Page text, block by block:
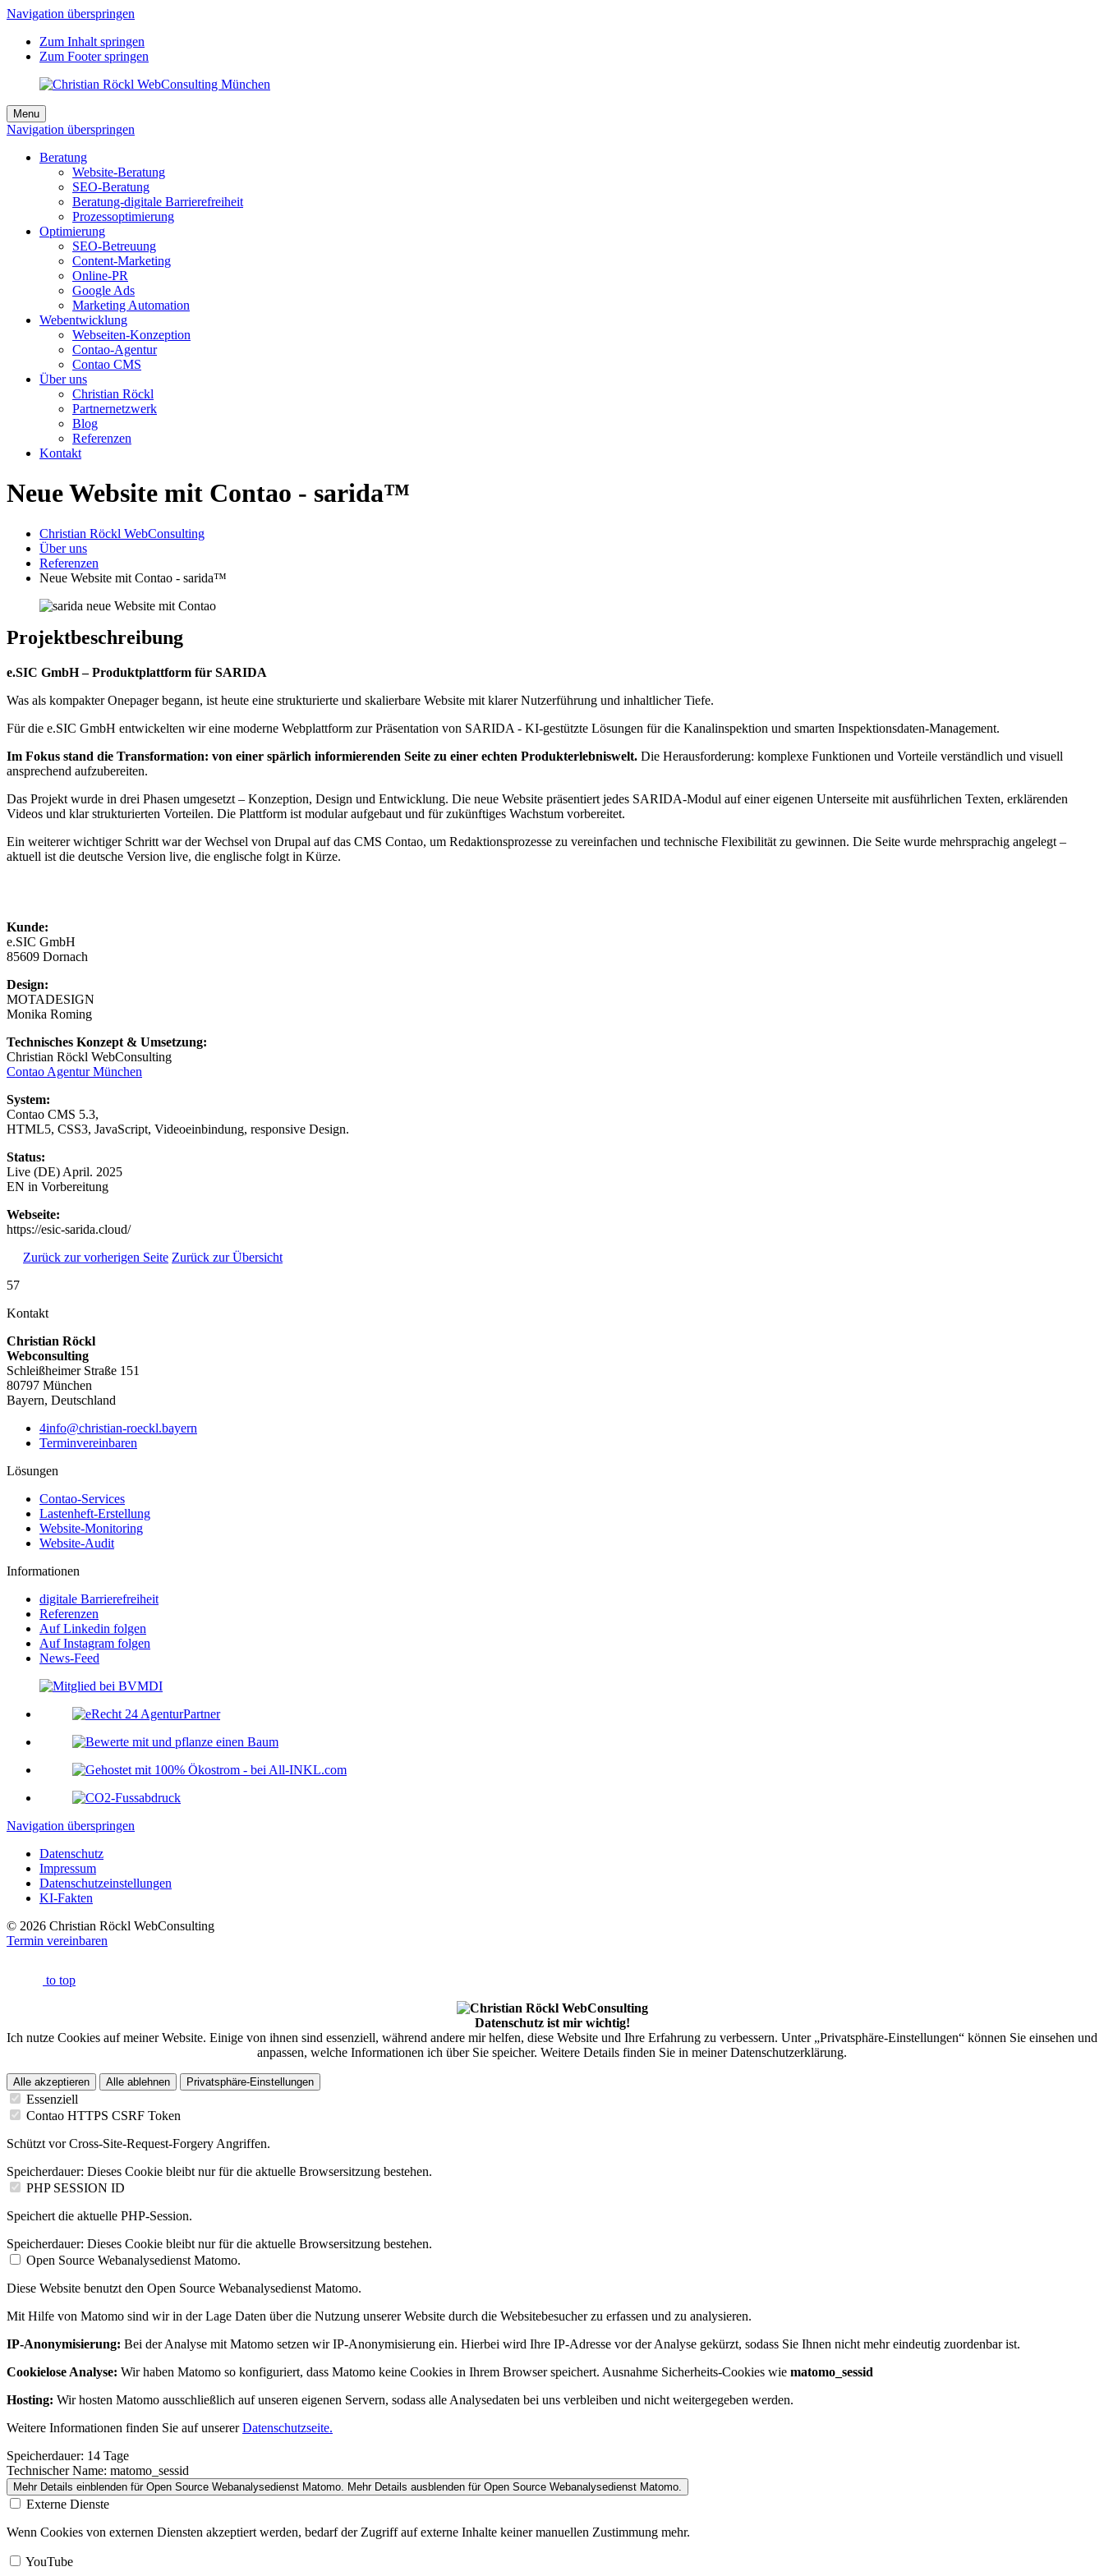
Navigation überspringen
Zum Inhalt springen
Zum Footer springen
Menu
Navigation überspringen
Beratung
Website-Beratung
SEO-Beratung
Beratung-digitale Barrierefreiheit
Prozessoptimierung
Optimierung
SEO-Betreuung
Content-Marketing
Online-PR
Google Ads
Marketing Automation
Webentwicklung
Webseiten-Konzeption
Contao-Agentur
Contao CMS
Über uns
Christian Röckl
Partnernetzwerk
Blog
Referenzen
Kontakt
Neue Website mit Contao - sarida™
Christian Röckl WebConsulting
Über uns
Referenzen
Neue Website mit Contao - sarida™
Projektbeschreibung
e.SIC GmbH – Produktplattform für SARIDA
Was als kompakter Onepager begann, ist heute eine strukturierte und skalierbare Website mit klarer Nutzerführung und inhaltlicher Tiefe.
Für die e.SIC GmbH entwickelten wir eine moderne Webplattform zur Präsentation von SARIDA - KI-gestützte Lösungen für die Kanalinspektion und smarten Inspektionsdaten-Management.
Im Fokus stand die Transformation: von einer spärlich informierenden Seite zu einer echten Produkterlebniswelt. Die Herausforderung: komplexe Funktionen und Vorteile verständlich und visuell
ansprechend aufzubereiten.
Das Projekt wurde in drei Phasen umgesetzt – Konzeption, Design und Entwicklung. Die neue Website präsentiert jedes SARIDA-Modul auf einer eigenen Unterseite mit ausführlichen Texten, erklärenden
Videos und klar strukturierten Vorteilen. Die Plattform ist modular aufgebaut und für zukünftiges Wachstum vorbereitet.
Ein weiterer wichtiger Schritt war der Wechsel von Drupal auf das CMS Contao, um Redaktionsprozesse zu vereinfachen und technische Flexibilität zu gewinnen. Die Seite wurde mehrsprachig angelegt –
aktuell ist die deutsche Version live, die englische folgt in Kürze.
Kunde:
e.SIC GmbH
85609 Dornach
Design:
MOTADESIGN
Monika Roming
Technisches Konzept & Umsetzung:
Christian Röckl WebConsulting
Contao Agentur München
System:
Contao CMS 5.3,
HTML5, CSS3, JavaScript, Videoeinbindung, responsive Design.
Status:
Live (DE) April. 2025
EN in Vorbereitung
Webseite:
https://esic-sarida.cloud/
Zurück zur vorherigen Seite Zurück zur Übersicht
57
Kontakt
Christian Röckl
Webconsulting
Schleißheimer Straße 151
80797 München
Bayern, Deutschland
4info@christian-roeckl.bayern
Terminvereinbaren
Lösungen
Contao-Services
Lastenheft-Erstellung
Website-Monitoring
Website-Audit
Informationen
digitale Barrierefreiheit
Referenzen
Auf Linkedin folgen
Auf Instagram folgen
News-Feed
Navigation überspringen
Datenschutz
Impressum
Datenschutzeinstellungen
KI-Fakten
© 2026 Christian Röckl WebConsulting
Termin vereinbaren
to top
Datenschutz ist mir wichtig!
Ich nutze Cookies auf meiner Website. Einige von ihnen sind essenziell, während andere mir helfen, diese Website und Ihre Erfahrung zu verbessern. Unter „Privatsphäre-Einstellungen“ können Sie einsehen und
anpassen, welche Informationen ich über Sie speicher. Weitere Details finden Sie in meiner Datenschutzerklärung.
Alle akzeptieren Alle ablehnen Privatsphäre-Einstellungen
Essenziell
Contao HTTPS CSRF Token
Schützt vor Cross-Site-Request-Forgery Angriffen.
Speicherdauer: Dieses Cookie bleibt nur für die aktuelle Browsersitzung bestehen.
PHP SESSION ID
Speichert die aktuelle PHP-Session.
Speicherdauer: Dieses Cookie bleibt nur für die aktuelle Browsersitzung bestehen.
Open Source Webanalysedienst Matomo.
Diese Website benutzt den Open Source Webanalysedienst Matomo.
Mit Hilfe von Matomo sind wir in der Lage Daten über die Nutzung unserer Website durch die Websitebesucher zu erfassen und zu analysieren.
IP-Anonymisierung: Bei der Analyse mit Matomo setzen wir IP-Anonymisierung ein. Hierbei wird Ihre IP-Adresse vor der Analyse gekürzt, sodass Sie Ihnen nicht mehr eindeutig zuordenbar ist.
Cookielose Analyse: Wir haben Matomo so konfiguriert, dass Matomo keine Cookies in Ihrem Browser speichert. Ausnahme Sicherheits-Cookies wie matomo_sessid
Hosting: Wir hosten Matomo ausschließlich auf unseren eigenen Servern, sodass alle Analysedaten bei uns verbleiben und nicht weitergegeben werden.
Weitere Informationen finden Sie auf unsererDatenschutzseite.
Speicherdauer: 14 Tage
Technischer Name: matomo_sessid
Mehr Details einblenden für Open Source Webanalysedienst Matomo. Mehr Details ausblenden für Open Source Webanalysedienst Matomo.
Externe Dienste
Wenn Cookies von externen Diensten akzeptiert werden, bedarf der Zugriff auf externe Inhalte keiner manuellen Zustimmung mehr.
YouTube